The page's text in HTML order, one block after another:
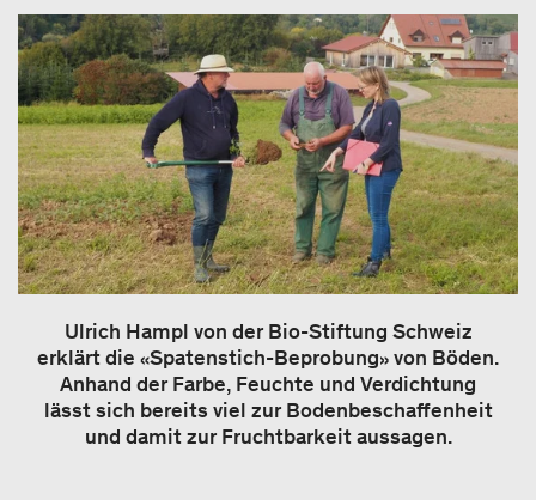
Ulrich Hampl von der Bio-Stiftung Schweiz
erklärt die «Spatenstich-Beprobung» von Böden.
Anhand der Farbe, Feuchte und Verdichtung
lässt sich bereits viel zur Bodenbeschaffenheit
und damit zur Fruchtbarkeit aussagen.